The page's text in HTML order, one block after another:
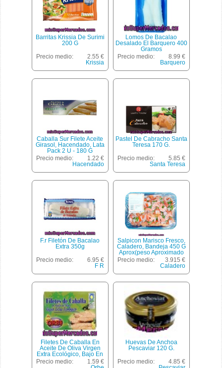
Barritas Krissia De Surimi
200 G
Precio medio:
2.55 €
Krissia
Lomos De Bacalao
Desalado El Barquero 400
Gramos
Precio medio:
8.99 €
Barquero
Caballa Sur Filete Aceite
Girasol, Hacendado, Lata
Pack 2 U - 180 G
Escurrido 130 G
Precio medio:
1.22 €
Hacendado
Pastel De Cabracho Santa
Teresa 170 G.
Precio medio:
5.85 €
Santa Teresa
F.r Filetón De Bacalao
Extra 350g
Precio medio:
6.95 €
F R
Salpicon Marisco Fresco,
Caladero, Bandeja 450 G
Aprox(peso Aproximado
De La Unidad 450 Gr)
Precio medio:
3.915 €
Caladero
Filetes De Caballa En
Aceite De Oliva Virgen
Extra Ecológico, Bajo En
Sal Orbe 87 Gramos
Precio medio:
1.59 €
Huevas De Anchoa
Pescaviar 120 G.
Precio medio:
4.85 €